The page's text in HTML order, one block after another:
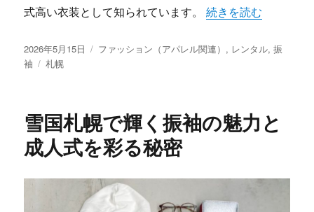
式高い衣装として知られています。“札幌で見つける理
続きを読む
投
稿
2026年5月15日
カ
ファッション（アパレル関連） , レンタル,振
袖
タ
札幌
雪国札幌で輝く振袖の魅力と
成人式を彩る秘密